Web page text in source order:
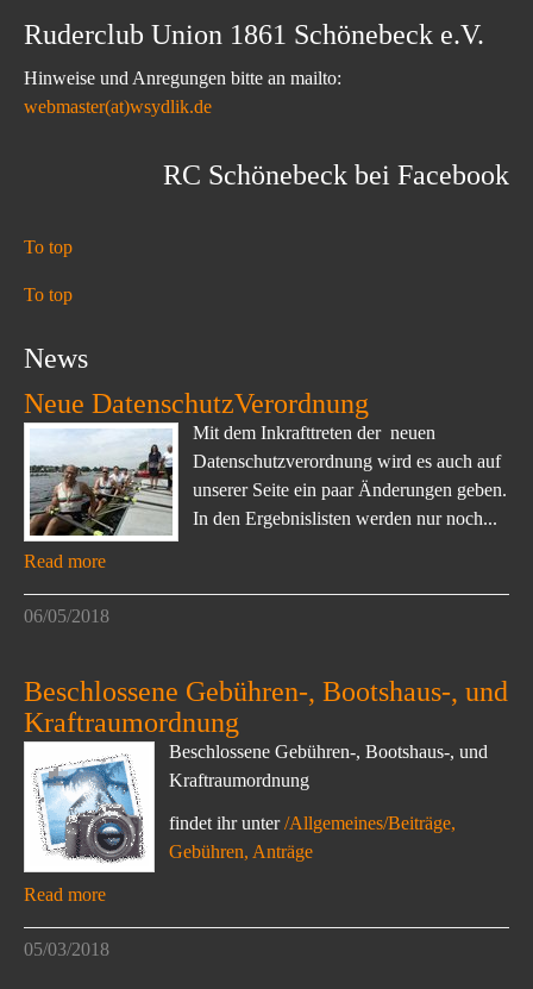
Ruderclub Union 1861 Schönebeck e.V.
Hinweise und Anregungen bitte an mailto:
webmaster(at)wsydlik.de
RC Schönebeck bei Facebook
To top
To top
News
Neue DatenschutzVerordnung
Mit dem Inkrafttreten der neuen
Datenschutzverordnung wird es auch auf
unserer Seite ein paar Änderungen geben.
In den Ergebnislisten werden nur noch...
Read more
06/05/2018
Beschlossene Gebühren-, Bootshaus-, und
Kraftraumordnung
Beschlossene Gebühren-, Bootshaus-, und
Kraftraumordnung
findet ihr unter/Allgemeines/Beiträge,
Gebühren, Anträge
Read more
05/03/2018